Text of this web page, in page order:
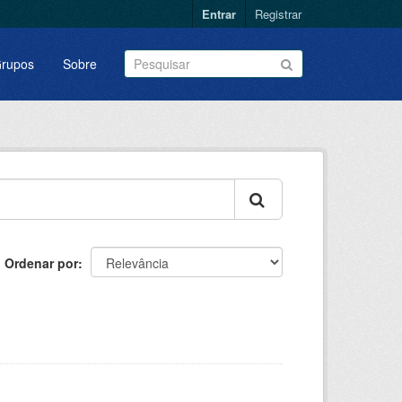
Entrar Registrar
Sobre
Ordenar por